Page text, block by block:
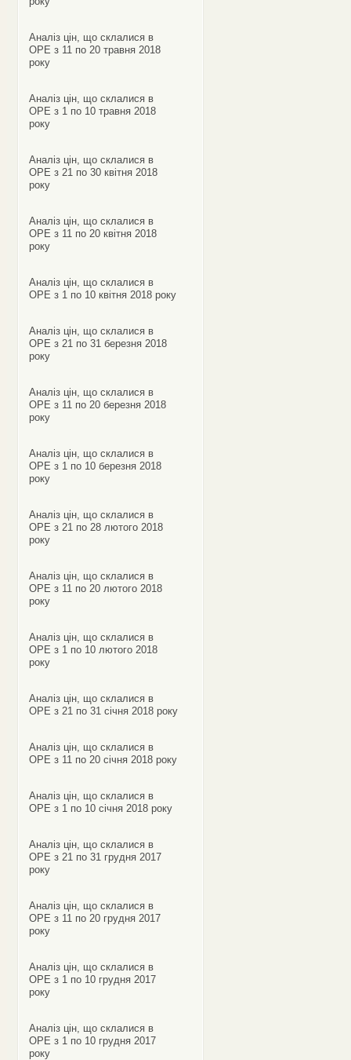
Аналіз цін, що склалися в
ОРЕ з 11 по 20 травня 2018
року
Аналіз цін, що склалися в
ОРЕ з 1 по 10 травня 2018
року
Аналіз цін, що склалися в
ОРЕ з 21 по 30 квітня 2018
року
Аналіз цін, що склалися в
ОРЕ з 11 по 20 квітня 2018
року
Аналіз цін, що склалися в
ОРЕ з 1 по 10 квітня 2018 року
Аналіз цін, що склалися в
ОРЕ з 21 по 31 березня 2018
року
Аналіз цін, що склалися в
ОРЕ з 11 по 20 березня 2018
року
Аналіз цін, що склалися в
ОРЕ з 1 по 10 березня 2018
року
Аналіз цін, що склалися в
ОРЕ з 21 по 28 лютого 2018
року
Аналіз цін, що склалися в
ОРЕ з 11 по 20 лютого 2018
року
Аналіз цін, що склалися в
ОРЕ з 1 по 10 лютого 2018
року
Аналіз цін, що склалися в
ОРЕ з 21 по 31 січня 2018 року
Аналіз цін, що склалися в
ОРЕ з 11 по 20 січня 2018 року
Аналіз цін, що склалися в
ОРЕ з 1 по 10 січня 2018 року
Аналіз цін, що склалися в
ОРЕ з 21 по 31 грудня 2017
року
Аналіз цін, що склалися в
ОРЕ з 11 по 20 грудня 2017
року
Аналіз цін, що склалися в
ОРЕ з 1 по 10 грудня 2017
року
Аналіз цін, що склалися в
ОРЕ з 1 по 10 грудня 2017
року